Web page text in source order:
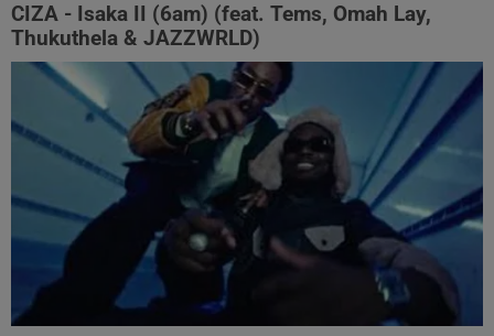
CIZA - Isaka II (6am) (feat. Tems, Omah Lay,
Thukuthela & JAZZWRLD)